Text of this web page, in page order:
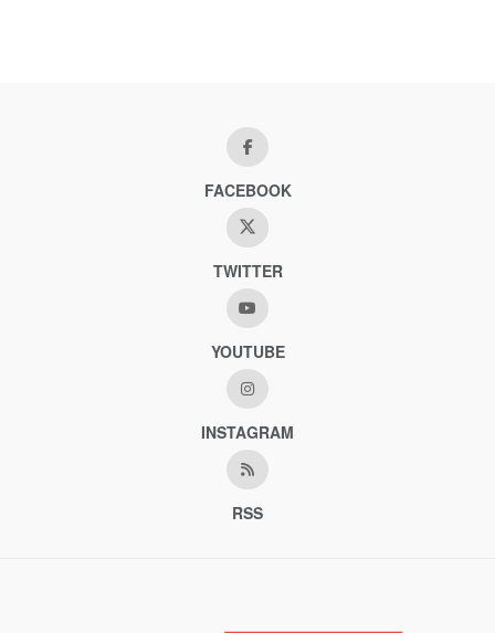
FACEBOOK
TWITTER
YOUTUBE
INSTAGRAM
RSS